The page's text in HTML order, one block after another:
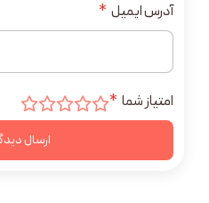
آدرس ایمیل *
امتیاز شما *
ارسال